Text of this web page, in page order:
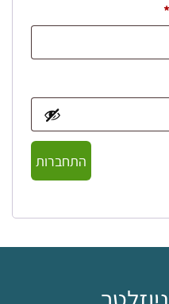
*חובה
התחברות